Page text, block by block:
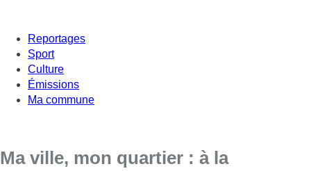
Reportages
Sport
Culture
Émissions
Ma commune
Ma ville, mon quartier : à la